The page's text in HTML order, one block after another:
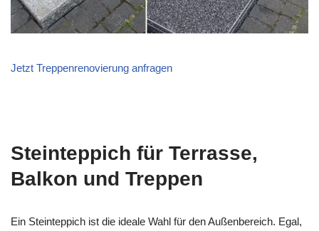
Jetzt Treppenrenovierung anfragen
Steinteppich für Terrasse,
Balkon und Treppen
Ein Steinteppich ist die ideale Wahl für den Außenbereich. Egal,